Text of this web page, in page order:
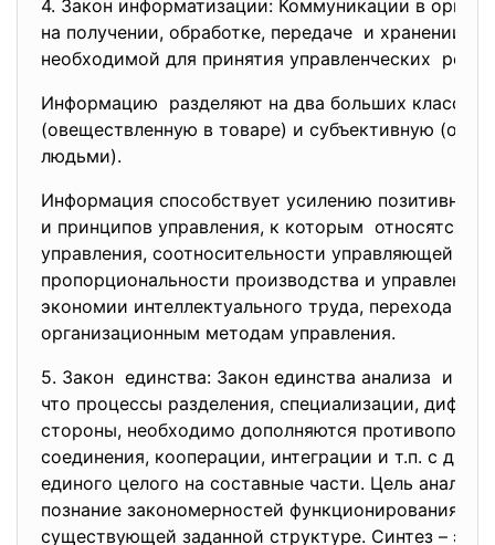
4. Закон информатизации: Коммуникации в
на получении, обработке, передаче и хранении
необходимой для принятия управленческих
Информацию разделяют на два больших класса:
(овеществленную в товаре) и субъективную
людьми).
Информация способствует усилению
и принципов управления, к которым относятся
управления, соотносительности управляющей и
пропорциональности производства и
экономии интеллектуального труда, перехода от
организационным методам управления.
5. Закон единства: Закон единства анализа и
что процессы разделения, специализации,
стороны, необходимо дополняются
соединения, кооперации, интеграции и т.п. с
единого целого на составные части. Цель
познание закономерностей функционирования
существующей заданной структуре. Синтез – это